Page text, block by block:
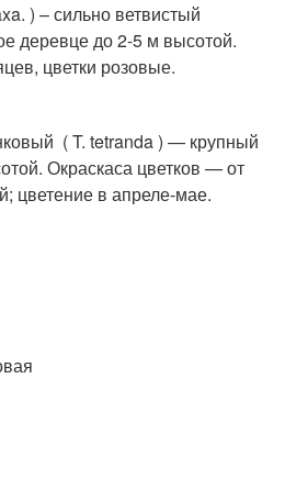
) – сильно ветвистый
деревце до 2-5 м высотой.
цветки розовые.
( T. tetranda ) — крупный
Окраскаса цветков — от
цветение в апреле-мае.